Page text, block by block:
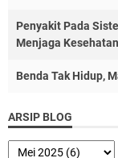
Penyakit Pada
Menjaga
Benda Tak Hidup,
ARSIP BLOG